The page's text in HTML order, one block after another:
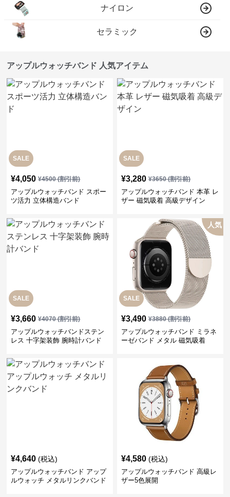
ナイロン
セラミック
アップルウォッチバンド 人気アイテム
SALE
¥4,050 ¥4500(割引前)
アップルウォッチバンド スポー
ツ活力 立体構造バンド
SALE
¥3,280 ¥3650(割引前)
アップルウォッチバンド 本革 レ
ザー 磁気吸着 高級デザイン
SALE
¥3,660 ¥4070(割引前)
アップルウォッチバンドステン
レス 十字架装飾 腕時計バンド
SALE
人気
¥3,490 ¥3880(割引前)
アップルウォッチバンド ミラネ
ーゼバンド メタル 磁気吸着
¥4,640 (税込)
アップルウォッチバンド アップ
ルウォッチ メタルリンクバンド
¥4,580 (税込)
アップルウォッチバンド 高級レ
ザー5色展開